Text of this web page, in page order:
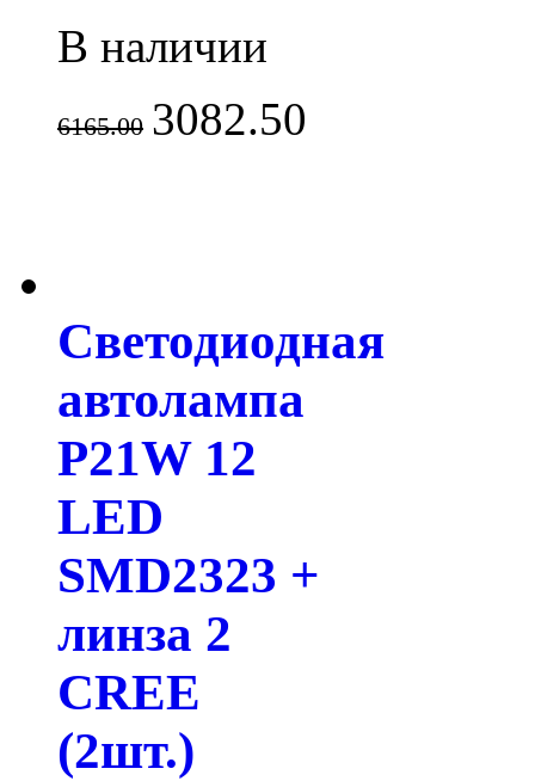
В наличии
6165.00 3082.50
Светодиодная
автолампа
P21W 12
LED
SMD2323 +
линза 2
CREE
(2шт.)